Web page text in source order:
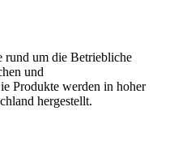
rund um die Betriebliche
und
Produkte werden in hoher
hergestellt.